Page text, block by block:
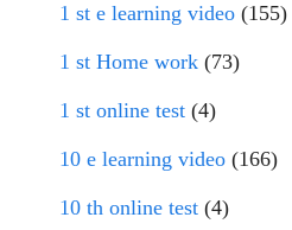
1 st e learning video (155)
1 st Home work (73)
1 st online test (4)
10 e learning video (166)
10 th online test (4)